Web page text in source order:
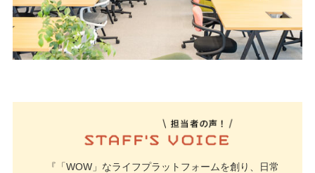
『「WOW」なライフプラットフォームを創り、日常